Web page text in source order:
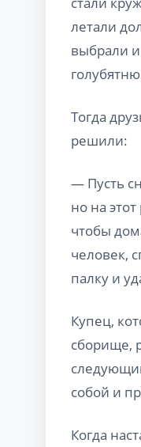
летали
выбрали
Тогда
решили:
— Пусть
но на
чтобы
человек,
палку и
Купец,
сборище,
собой и
Когда